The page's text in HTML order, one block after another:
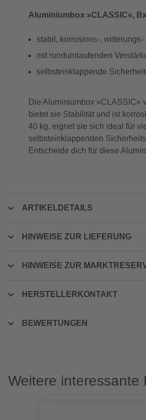
Aluminiumbox »CLASSIC«,
stabil, korrosions-,
mit rundumlaufenden
selbsteinklappende
Die Aluminiumbox »CLASSIC«
bietet sie Stabilität und ist
40 kg, eignet sie sich ideal für
selbsteinklappenden
Entscheide dich für diese
ARTIKELDETAILS
HINWEISE ZUR LIEFERUNG
HINWEISE ZUR
HERSTELLERKONTAKT
BEWERTUNGEN
Weitere interessante